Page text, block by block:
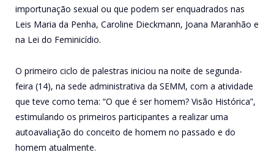
importunação sexual ou que podem ser enquadrados nas
Leis Maria da Penha, Caroline Dieckmann, Joana Maranhão e
na Lei do Feminicídio.
O primeiro ciclo de palestras iniciou na noite de segunda-
feira (14), na sede administrativa da SEMM, com a atividade
que teve como tema: “O que é ser homem? Visão Histórica”,
estimulando os primeiros participantes a realizar uma
autoavaliação do conceito de homem no passado e do
homem atualmente.